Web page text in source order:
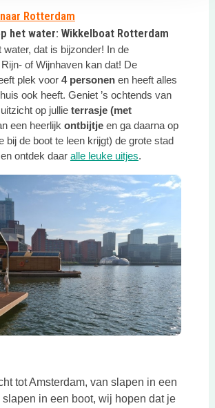
Rotterdam
het water: Wikkelboat Rotterdam
water, dat is bijzonder! In de
of Wijnhaven kan dat! De
link opent in een nieuwe tab
plek voor 4 personenen heeft alles
ook heeft. Geniet ’s ochtends van
op jullie terrasje (met
een heerlijk ontbijtje en ga daarna op
bij de boot te leen krijgt) de grote stad
ontdek daar alle leuke uitjesDeze link opent
.
tot Amsterdam, van slapen in een
slapen in een boot, wij hopen dat je